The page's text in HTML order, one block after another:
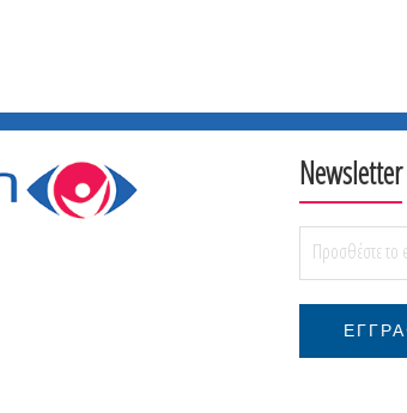
Newsletter